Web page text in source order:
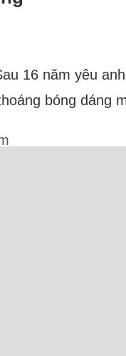
16 năm yêu
bóng dáng